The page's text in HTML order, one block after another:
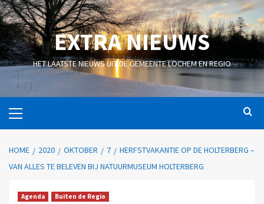
EXTRA NIEUWS
HET LAATSTE NIEUWS UIT DE GEMEENTE LOCHEM EN REGIO
HOME 2020 OKTOBER 7
HERFSTVAKANTIE OP DE HOLTERBERG –
VAN ALLES TE BELEVEN BIJ NATUURMUSEUM HOLTERBERG
Agenda Buiten de Regio